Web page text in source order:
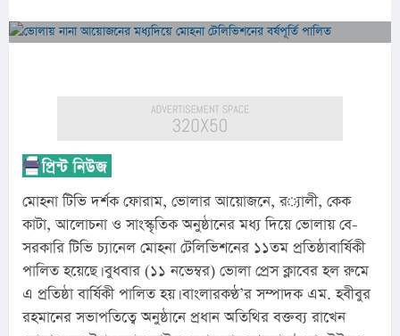
মোহনা টিভি দর্শক ফোরাম, ভোলার আয়োজনে, র‌্যালী, কেক
কাটা, আলোচনা ও সাংস্কৃতিক অনুষ্ঠানের মধ্য দিয়ে ভোলায় বে-
সরকারি টিভি চ্যানেল মোহনা টেলিভিশনের ১১তম প্রতিষ্ঠাবার্ষিকী
পালিত হয়েছে। বুধবার (১১ নভেম্বর) ভোলা প্রেস ক্লাবের হল রুমে
এ প্রতিষ্ঠা বার্ষিকী পালিত হয়। বাংলারকণ্ঠ’র সম্পাদক এম. হবীবুর
রহমানের সভাপতিত্বে অনুষ্ঠানে প্রধান অতিথির বক্তব্য রাখেন